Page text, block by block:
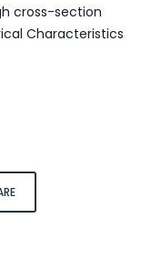
cross-section
Characteristics